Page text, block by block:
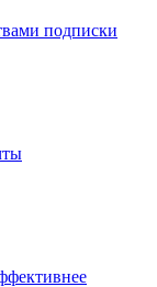
подписки